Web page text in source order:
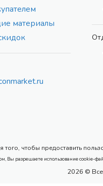
материалы
чтобы предоставить
Вы разрешаете использование cookie-
2026 ©